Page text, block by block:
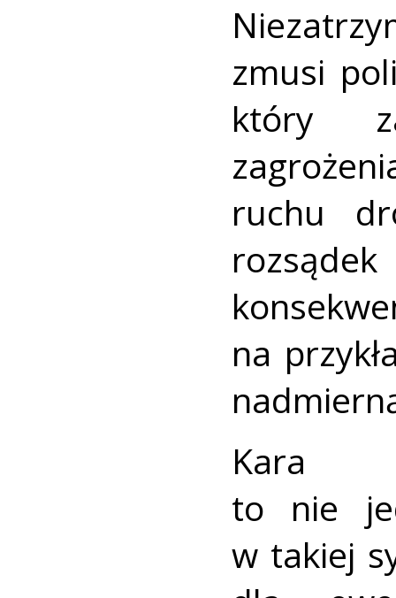
zmusi
który
ruchu
na
Kara
to nie
w takiej